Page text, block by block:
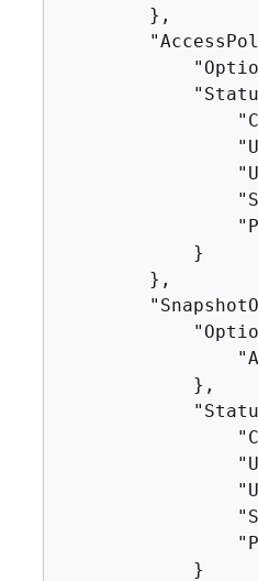
        },
            }
        },
            },
            }